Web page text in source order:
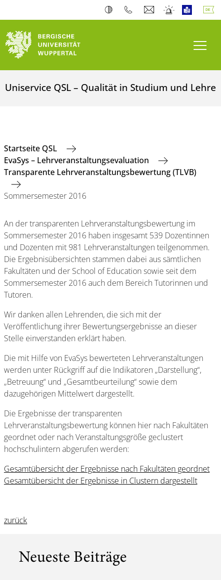
Uniservice QSL – Qualität in Studium und Lehre
Startseite QSL
EvaSys – Lehrveranstaltungsevaluation
Transparente Lehrveranstaltungsbewertung (TLVB)
Sommersemester 2016
An der transparenten Lehrveranstaltungsbewertung im
Sommersemester 2016 haben insgesamt 539 Dozentinnen
und Dozenten mit 981 Lehrveranstaltungen teilgenommen.
Die Ergebnisübersichten stammen dabei aus sämtlichen
Fakultäten und der School of Education sowie seit dem
Sommersemester 2016 auch dem Bereich Tutorinnen und
Tutoren.
Wir danken allen Lehrenden, die sich mit der
Veröffentlichung ihrer Bewertungsergebnisse an dieser
Stelle einverstanden erklärt haben.
Die mit Hilfe von EvaSys bewerteten Lehrveranstaltungen
werden unter Rückgriff auf die Indikatoren „Darstellung“,
„Betreuung“ und „Gesamtbeurteilung“ sowie dem
dazugehörigen Mittelwert dargestellt.
Die Ergebnisse der transparenten
Lehrveranstaltungsbewertung können hier nach Fakultäten
geordnet oder nach Veranstaltungsgröße geclustert
hochschulintern abgerufen werden:
Gesamtübersicht der Ergebnisse nach Fakultäten geordnet
Gesamtübersicht der Ergebnisse in Clustern dargestellt
zurück
Neueste Beiträge